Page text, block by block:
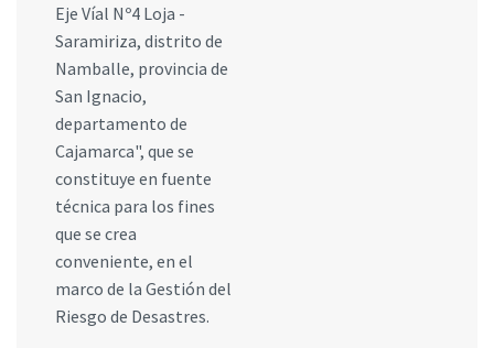
Eje Víal Nº4 Loja -
Saramiriza, distrito de
Namballe, provincia de
San Ignacio,
departamento de
Cajamarca", que se
constituye en fuente
técnica para los fines
que se crea
conveniente, en el
marco de la Gestión del
Riesgo de Desastres.